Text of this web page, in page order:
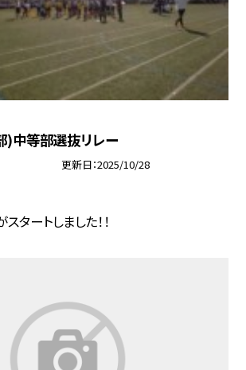
)中等部選抜リレー
更新日 2025/10/28
タートしました！！